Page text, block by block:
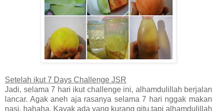
Setelah ikut 7 Days Challenge JSR
Jadi, selama 7 hari ikut challenge ini, alhamdulillah berjalan
lancar. Agak aneh aja rasanya selama 7 hari nggak makan
nasi, hahaha. Kayak ada yang kurang gitu,tapi alhamdulillah